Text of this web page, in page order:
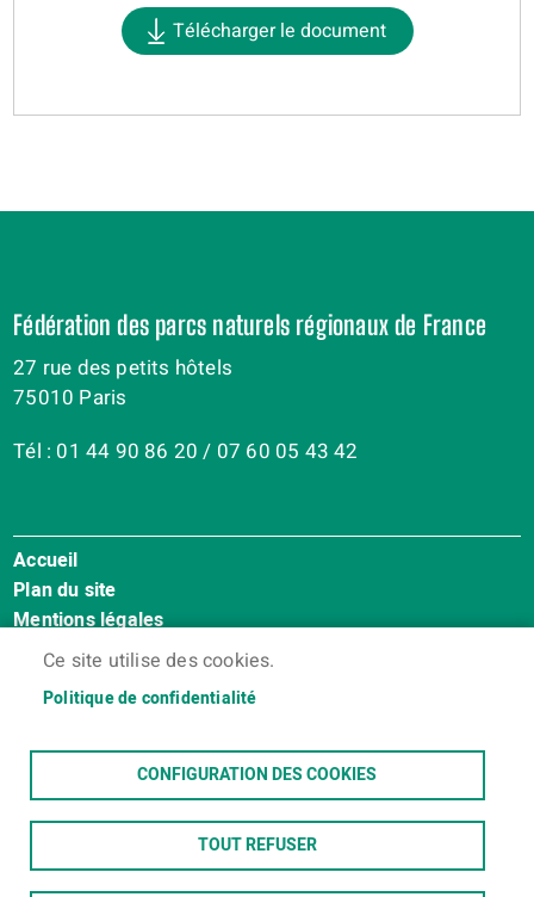
Télécharger le document
Ce site utilise des cookies.
Politique de confidentialité
CONFIGURATION DES COOKIES
TOUT REFUSER
Fédération des parcs naturels régionaux de France
27 rue des petits hôtels
75010 Paris
Tél : 01 44 90 86 20 / 07 60 05 43 42
Menu
Pied
de
page
Accueil
Plan du site
Mentions légales
Accessibilité : Non conforme
Contact